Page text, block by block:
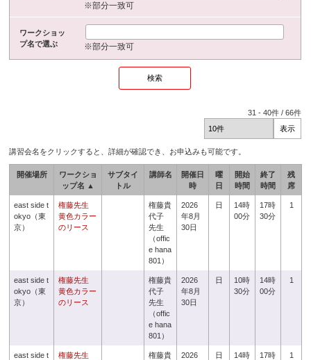
※部分一致可
ワークショッ
プ名で選ぶ
※部分一致可
31 -40件 /66件
講習会名をクリックすると、詳細が確認でき、お申込みも可能です。
開催場所
ワークショ
ップ名 ▲
サブタイ
トル
講師名
開催日
時
曜
日
開始
時間
終了
時間
残
席
east side t
okyo（東
京）
権藤先生
黄色カラー
のリース
権藤貴
代子
先生
（offic
e hana
801）
2026
年8月
30日
日
14時
00分
17時
30分
1
east side t
okyo（東
京）
権藤先生
黄色カラー
のリース
権藤貴
代子
先生
（offic
e hana
801）
2026
年8月
30日
日
10時
30分
14時
00分
1
east side t
権藤先生
権藤貴
2026
日
14時
17時
1